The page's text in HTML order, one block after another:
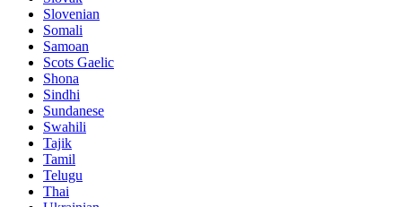
Slovenian
Somali
Samoan
Scots Gaelic
Shona
Sindhi
Sundanese
Swahili
Tajik
Tamil
Telugu
Thai